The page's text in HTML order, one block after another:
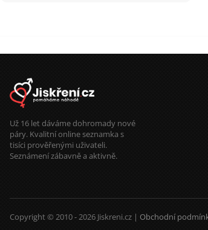
Už 16 let dáváme dohromady nové
páry. Kvalitní online seznamka s
tisíci prověřenými uživateli.
Seznámení zábavně a aktivně.
Copyright © 2010 - 2026 Jiskreni.cz | Obchodní